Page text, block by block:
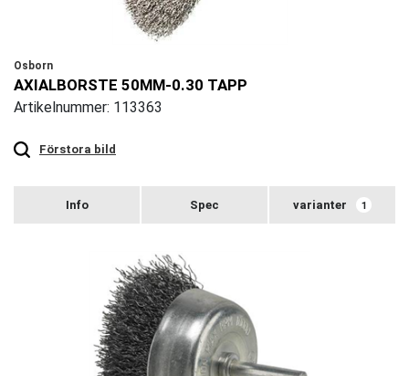
Osborn
AXIALBORSTE 50MM-0.30 TAPP
Artikelnummer: 113363
Förstora bild
zoom
varianter 1